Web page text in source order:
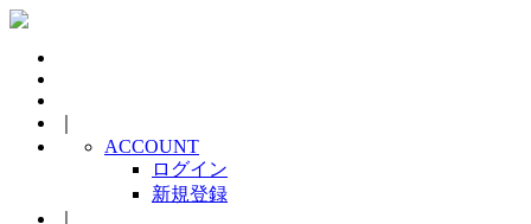
ACCOUNT
ログイン
新規登録